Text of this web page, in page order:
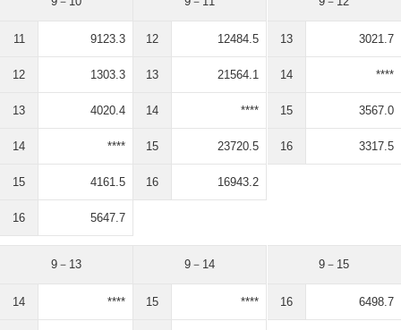
11 9123.3
12 1303.3
13 4020.4
14 ****
15 4161.5
16 5647.7
12 12484.5
13 21564.1
14 ****
15 23720.5
16 16943.2
13 3021.7
14 ****
15 3567.0
16 3317.5
9－13
14 ****
9－14
15 ****
9－15
16 6498.7